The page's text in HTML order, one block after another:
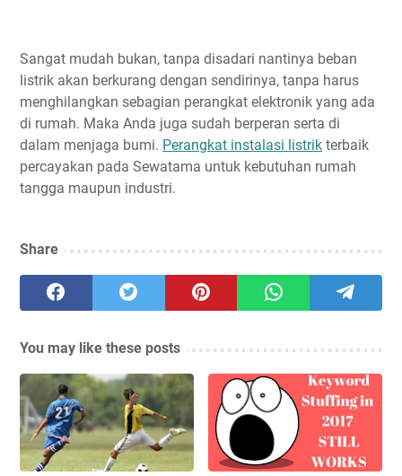
Sangat mudah bukan, tanpa disadari nantinya beban
listrik akan berkurang dengan sendirinya, tanpa harus
menghilangkan sebagian perangkat elektronik yang ada
di rumah. Maka Anda juga sudah berperan serta di
dalam menjaga bumi. Perangkat instalasi listrik terbaik
percayakan pada Sewatama untuk kebutuhan rumah
tangga maupun industri.
Share
You may like these posts